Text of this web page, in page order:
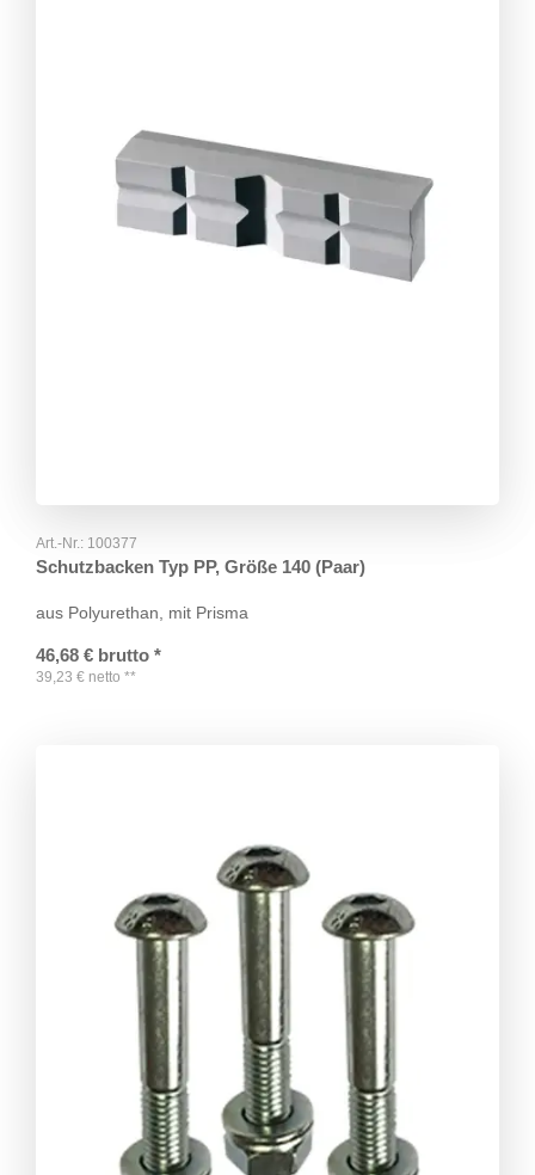
Art.-Nr.: 100377
Schutzbacken Typ PP, Größe 140 (Paar)
aus Polyurethan, mit Prisma
46,68 € brutto *
39,23 € netto **